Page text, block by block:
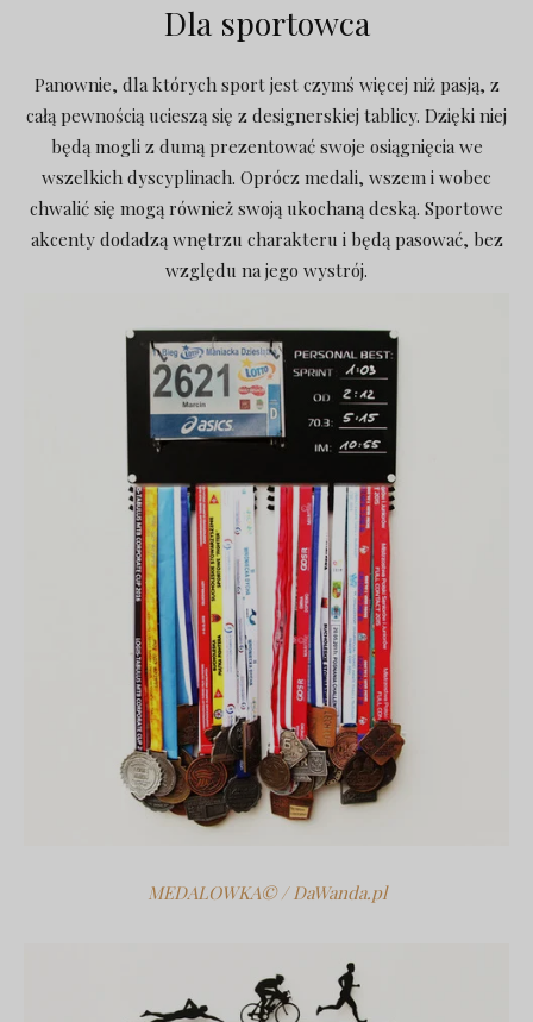
Dla sportowca
Panownie, dla których sport jest czymś więcej niż pasją, z
całą pewnością ucieszą się z designerskiej tablicy. Dzięki niej
będą mogli z dumą prezentować swoje osiągnięcia we
wszelkich dyscyplinach. Oprócz medali, wszem i wobec
chwalić się mogą również swoją ukochaną deską. Sportowe
akcenty dodadzą wnętrzu charakteru i będą pasować, bez
względu na jego wystrój.
MEDALOWKA© / DaWanda.pl